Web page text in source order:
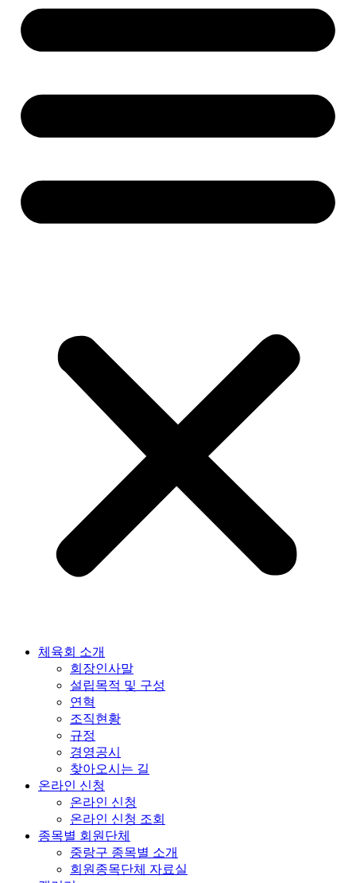
체육회 소개
회장인사말
설립목적 및 구성
연혁
조직현황
규정
경영공시
찾아오시는 길
온라인 신청
온라인 신청
온라인 신청 조회
종목별 회원단체
중랑구 종목별 소개
회원종목단체 자료실